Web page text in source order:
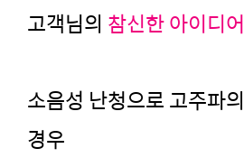
고객님의 참신한 아이디
소음성 난청으로 고주파
경우